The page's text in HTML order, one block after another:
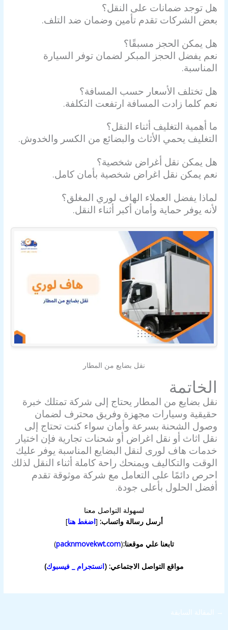
هل توجد ضمانات على النقل؟
بعض الشركات تقدم تأمين وضمان ضد التلف.
هل يمكن الحجز مسبقًا؟
نعم يفضل الحجز المبكر لضمان توفر السيارة
المناسبة.
هل تختلف الأسعار حسب المسافة؟
نعم كلما زادت المسافة ارتفعت التكلفة.
ما أهمية التغليف أثناء النقل؟
التغليف يحمي الأثاث والبضائع من الكسر والخدوش.
هل يمكن نقل أغراض شخصية؟
نعم يمكن نقل اغراض شخصية بأمان كامل.
لماذا يفضل العملاء الهاف لوري المغلق؟
لأنه يوفر حماية وأمان أكبر أثناء النقل.
نقل بضايع من المطار
الخاتمة
نقل بضايع من المطار يحتاج إلى شركة تمتلك خبرة
حقيقية وسيارات مجهزة وفريق محترف لضمان
وصول الشحنة بسرعة وأمان سواء كنت تحتاج إلى
نقل اثاث أو نقل اغراض أو شحنات تجارية فإن اختيار
خدمات هاف لورى لنقل البضايع المناسبة يوفر عليك
الوقت والتكاليف ويمنحك راحة كاملة أثناء النقل لذلك
احرص دائمًا على التعامل مع شركة موثوقة تقدم
أفضل الحلول بأعلى جودة.
لسهولة التواصل معنا
أرسل رسالة واتساب: [اضغط هنا]
تابعنا علي موقعنا:(
packnmovekwt.com
)
مواقع التواصل الاجتماعي: (انستجرام فيسبوك)
→ المقالة السابقة